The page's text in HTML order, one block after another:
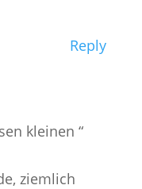
Reply
kleinen “
ziemlich